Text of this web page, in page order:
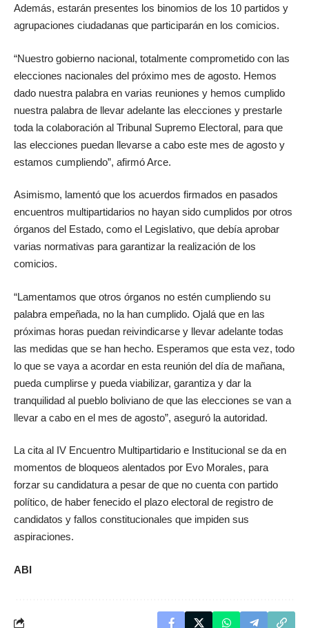
Además, estarán presentes los binomios de los 10 partidos y
agrupaciones ciudadanas que participarán en los comicios.
“Nuestro gobierno nacional, totalmente comprometido con las
elecciones nacionales del próximo mes de agosto. Hemos
dado nuestra palabra en varias reuniones y hemos cumplido
nuestra palabra de llevar adelante las elecciones y prestarle
toda la colaboración al Tribunal Supremo Electoral, para que
las elecciones puedan llevarse a cabo este mes de agosto y
estamos cumpliendo”, afirmó Arce.
Asimismo, lamentó que los acuerdos firmados en pasados
encuentros multipartidarios no hayan sido cumplidos por otros
órganos del Estado, como el Legislativo, que debía aprobar
varias normativas para garantizar la realización de los
comicios.
“Lamentamos que otros órganos no estén cumpliendo su
palabra empeñada, no la han cumplido. Ojalá que en las
próximas horas puedan reivindicarse y llevar adelante todas
las medidas que se han hecho. Esperamos que esta vez, todo
lo que se vaya a acordar en esta reunión del día de mañana,
pueda cumplirse y pueda viabilizar, garantiza y dar la
tranquilidad al pueblo boliviano de que las elecciones se van a
llevar a cabo en el mes de agosto”, aseguró la autoridad.
La cita al IV Encuentro Multipartidario e Institucional se da en
momentos de bloqueos alentados por Evo Morales, para
forzar su candidatura a pesar de que no cuenta con partido
político, de haber fenecido el plazo electoral de registro de
candidatos y fallos constitucionales que impiden sus
aspiraciones.
ABI